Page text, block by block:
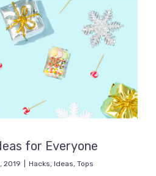
for Everyone
2019 Hacks, Ideas, Tops